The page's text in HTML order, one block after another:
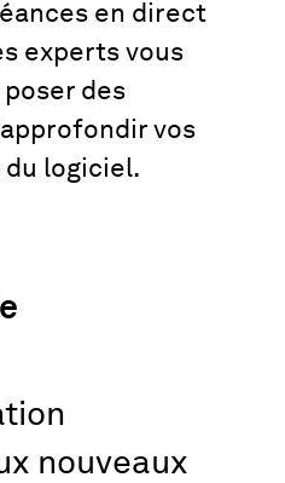
en direct
experts vous
des
vos
du logiciel.
nouveaux